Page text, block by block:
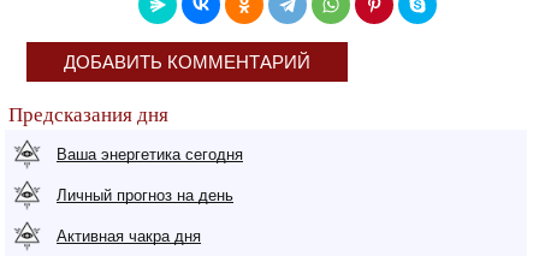
ДОБАВИТЬ КОММЕНТАРИЙ
Предсказания дня
Ваша энергетика сегодня
Личный прогноз на день
Активная чакра дня